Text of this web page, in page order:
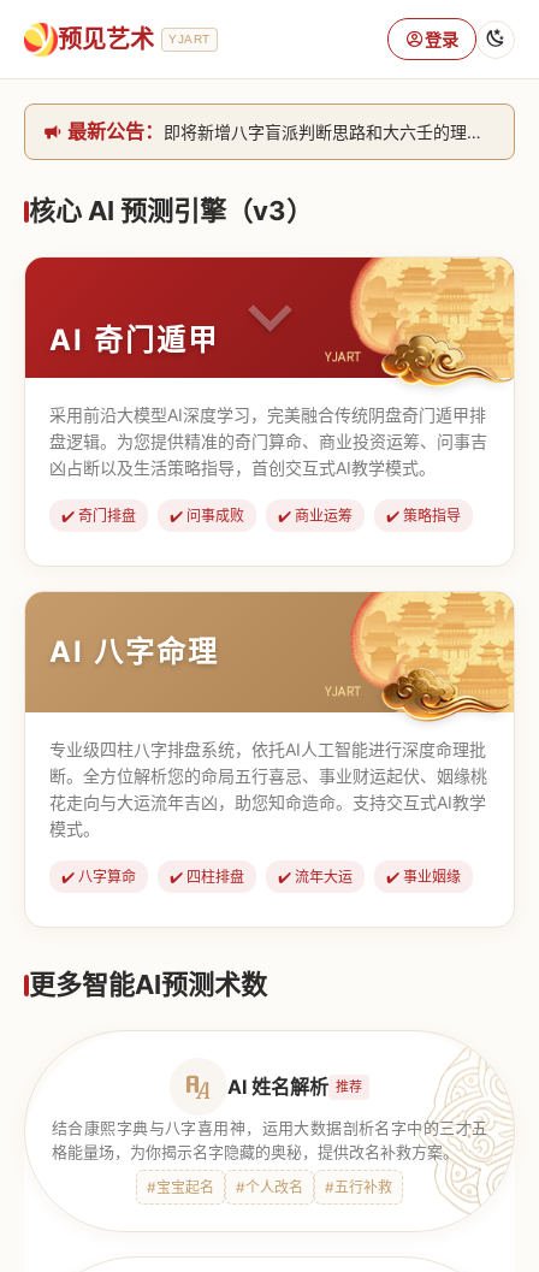
预见艺术 YJART 登录
最新公告：
即将新增八字盲派判断思路和大六壬的理气+取像判断思路。[内侧中，捐赠会员可用]2026/6/30
网站升级完成，升级全模块的算法，限时开放用户注册。2026/6/27
核心 AI 预测引擎（v3）
AI 奇门遁甲
采用前沿大模型AI深度学习，完美融合传统阴盘奇门遁甲排
盘逻辑。为您提供精准的奇门算命、商业投资运筹、问事吉
凶占断以及生活策略指导，首创交互式AI教学模式。
✔️ 奇门排盘 ✔️ 问事成败 ✔️ 商业运筹 ✔️ 策略指导
【道家奇门】 【传统奇门】
AI 八字命理
专业级四柱八字排盘系统，依托AI人工智能进行深度命理批
断。全方位解析您的命局五行喜忌、事业财运起伏、姻缘桃
花走向与大运流年吉凶，助您知命造命。支持交互式AI教学
模式。
✔️ 八字算命 ✔️ 四柱排盘 ✔️ 流年大运 ✔️ 事业姻缘
更多智能AI预测术数
AI 姓名解析 推荐
结合康熙字典与八字喜用神，运用大数据剖析名字中的三才五
格能量场，为你揭示名字隐藏的奥秘，提供改名补救方案。
#宝宝起名 #个人改名 #五行补救